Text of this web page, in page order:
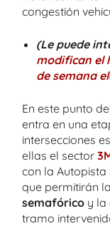
congestión
(Le puede
modifican el
de semana
En este punto
entra en una
intersecciones
ellas el sector
con la
que permitirán la
semafórico y la
tramo